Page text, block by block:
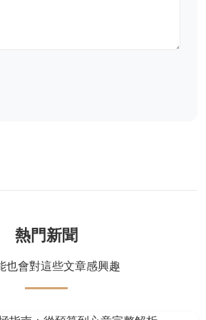
熱門新聞
也會對這些文章感興趣